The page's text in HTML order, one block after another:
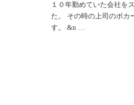
し
ろ
が
１０年勤めていた会社を
た。 その時の上司のポカ
す。 &n …